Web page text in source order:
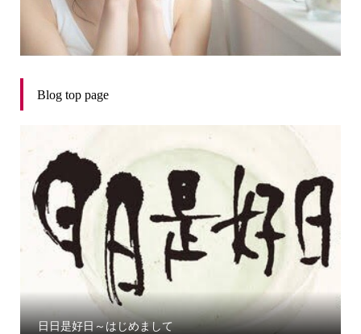
Blog top page
日日是好日～はじめまして